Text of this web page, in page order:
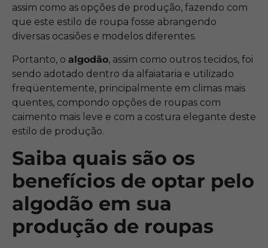
assim como as opções de produção, fazendo com
que este estilo de roupa fosse abrangendo
diversas ocasiões e modelos diferentes.
Portanto, o algodão, assim como outros tecidos, foi
sendo adotado dentro da alfaiataria e utilizado
freqüentemente, principalmente em climas mais
quentes, compondo opções de roupas com
caimento mais leve e com a costura elegante deste
estilo de produção.
Saiba quais são os
benefícios de optar pelo
algodão em sua
produção de roupas